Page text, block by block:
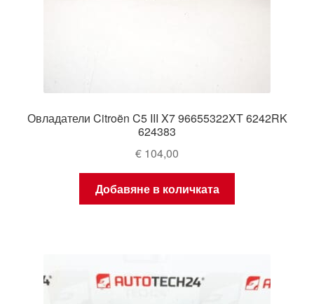
Овладатели Citroën C5 III X7 96655322XT 6242RK
624383
€ 104,00
Добавяне в количката